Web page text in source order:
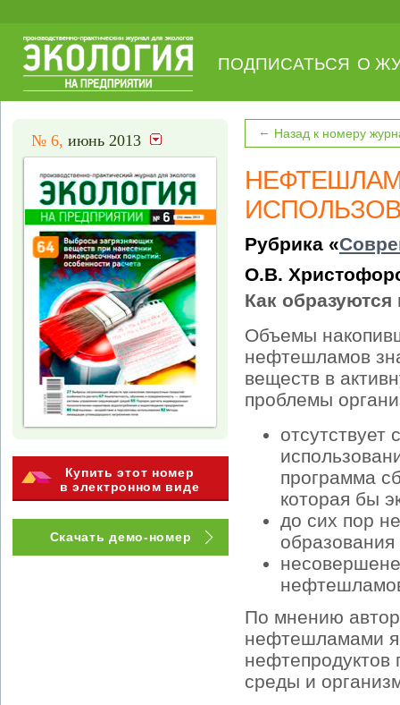
ПОДПИСАТЬСЯ О
№ 6, июнь 2013
Купить этот номер
в электронном виде
Скачать демо-номер
← Назад к номеру
Рубрика «
О.В.
Как
Объемы
нефтешламов
веществ в
проблемы
отсутствует
программа
которая бы
до сих пор
По мнению
нефтешламами
нефтепродуктов
среды и